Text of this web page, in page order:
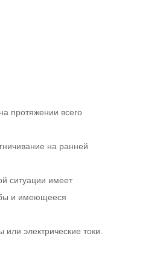
протяжении всего
на ранней
ситуации имеет
и имеющееся
электрические токи.